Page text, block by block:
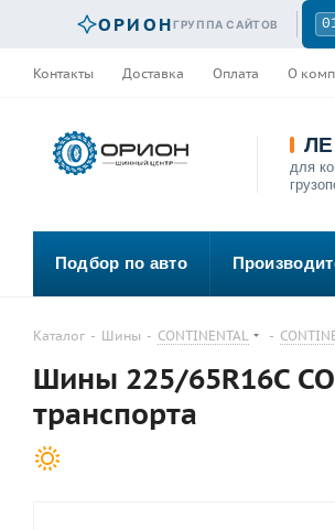
ОРИОНГРУППА САЙТОВ
Контакты Доставка Оплата О
для
Подбор по авто
Каталог - Шины - CONTINENTAL -
Шины 225/65R16C
транспорта